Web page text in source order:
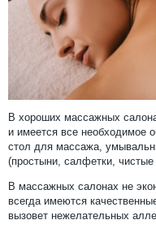
В хороших массажных
и имеется все необходимое
стол для массажа,
(простыни, салфетки, чистые
В массажных салонах не
всегда имеются
вызовет нежелательных